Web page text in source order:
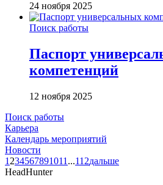
24 ноября 2025
Поиск работы
Паспорт
компетенций
12 ноября 2025
Поиск работы
Карьера
Календарь мероприятий
Новости
1 234567891011 ...112дальше
HeadHunter